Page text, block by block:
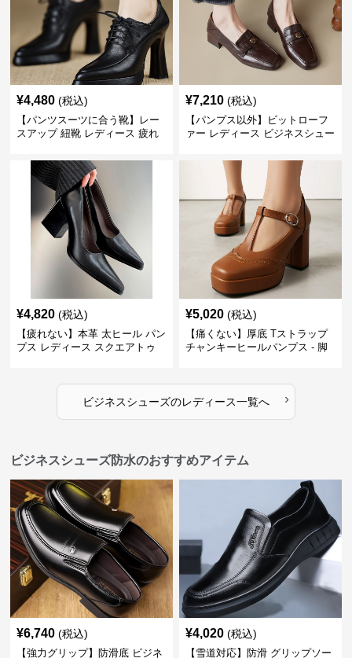
¥4,480 (税込)
【パンツスーツに合う靴】レー
スアップ 紐靴 レディース 疲れ
ビジネスシューズ
¥7,210 (税込)
【パンプス以外】ビットローフ
ァー レディース ビジネスシュー
トゥ 疲れない スーツ
¥4,820 (税込)
【疲れない】本革 太ヒール パン
プス レディース スクエアトゥ
¥5,020 (税込)
【痛くない】厚底 Tストラップ
チャンキーヒールパンプス - 脚
ビジネスシューズのレディース一覧へ ›
ビジネスシューズ防水のおすすめアイテム
¥6,740 (税込)
【強力グリップ】防滑底 ビジネ
¥4,020 (税込)
【雪道対応】防滑 グリップソー